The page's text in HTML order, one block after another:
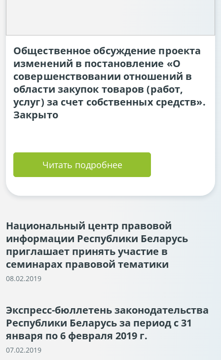
Общественное обсуждение проекта
изменений в постановление «О
совершенствовании отношений в
области закупок товаров (работ,
услуг) за счет собственных средств».
Закрыто
Читать подробнее
Национальный центр правовой
информации Республики Беларусь
приглашает принять участие в
семинарах правовой тематики
08.02.2019
Экспресс-бюллетень законодательства
Республики Беларусь за период с 31
января по 6 февраля 2019 г.
07.02.2019